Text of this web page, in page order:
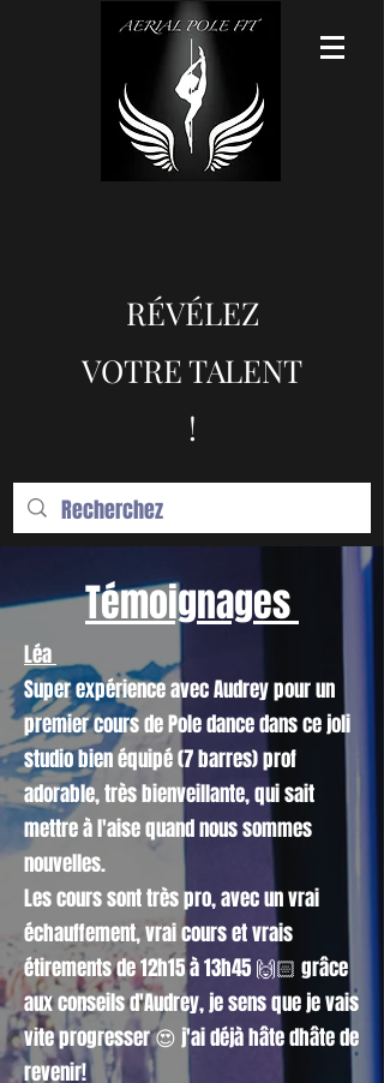
RÉVÉLEZ
VOTRE TALENT
!
Témoignages
Léa
Super expérience avec Audrey pour un
premier cours de Pole dance dans ce joli
studio bien équipé (7 barres) prof
adorable, très bienveillante, qui sait
mettre à l'aise quand nous sommes
nouvelles.
Les cours sont très pro, avec un vrai
échauffement, vrai cours et vrais
étirements de 12h15 à 13h45 🙌🏻 grâce
aux conseils d'Audrey, je sens que je vais
vite progresser 😍 j'ai déjà hâte dhâte de
revenir!